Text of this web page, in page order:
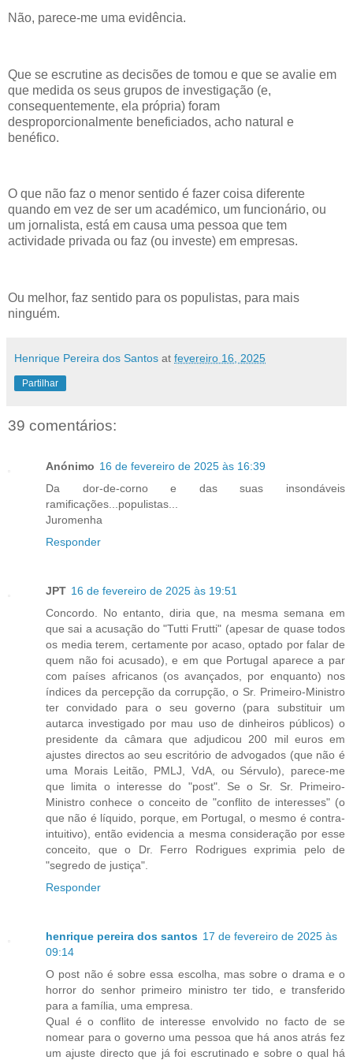
Não, parece-me uma evidência.
Que se escrutine as decisões de tomou e que se avalie em
que medida os seus grupos de investigação (e,
consequentemente, ela própria) foram
desproporcionalmente beneficiados, acho natural e
benéfico.
O que não faz o menor sentido é fazer coisa diferente
quando em vez de ser um académico, um funcionário, ou
um jornalista, está em causa uma pessoa que tem
actividade privada ou faz (ou investe) em empresas.
Ou melhor, faz sentido para os populistas, para mais
ninguém.
Henrique Pereira dos Santos at fevereiro 16, 2025
Partilhar
39 comentários:
Anónimo 16 de fevereiro de 2025 às 16:39
Da dor-de-corno e das suas insondáveis
ramificações...populistas...
Juromenha
Responder
JPT 16 de fevereiro de 2025 às 19:51
Concordo. No entanto, diria que, na mesma semana em
que sai a acusação do "Tutti Frutti" (apesar de quase todos
os media terem, certamente por acaso, optado por falar de
quem não foi acusado), e em que Portugal aparece a par
com países africanos (os avançados, por enquanto) nos
índices da percepção da corrupção, o Sr. Primeiro-Ministro
ter convidado para o seu governo (para substituir um
autarca investigado por mau uso de dinheiros públicos) o
presidente da câmara que adjudicou 200 mil euros em
ajustes directos ao seu escritório de advogados (que não é
uma Morais Leitão, PMLJ, VdA, ou Sérvulo), parece-me
que limita o interesse do "post". Se o Sr. Sr. Primeiro-
Ministro conhece o conceito de "conflito de interesses" (o
que não é líquido, porque, em Portugal, o mesmo é contra-
intuitivo), então evidencia a mesma consideração por esse
conceito, que o Dr. Ferro Rodrigues exprimia pelo de
"segredo de justiça".
Responder
henrique pereira dos santos 17 de fevereiro de 2025 às
09:14
O post não é sobre essa escolha, mas sobre o drama e o
horror do senhor primeiro ministro ter tido, e transferido
para a família, uma empresa.
Qual é o conflito de interesse envolvido no facto de se
nomear para o governo uma pessoa que há anos atrás fez
um ajuste directo que já foi escrutinado e sobre o qual há